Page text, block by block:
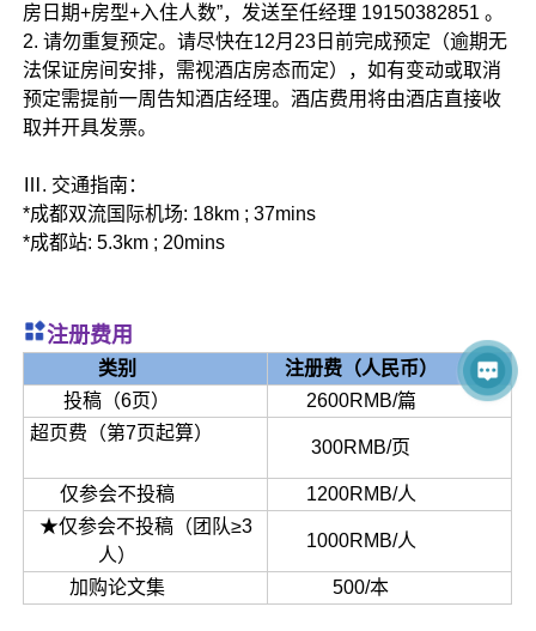
房日期+房型+入住人数”，发送至任经理 19150382851 。
2. 请勿重复预定。请尽快在12月23日前完成预定（逾期无
法保证房间安排，需视酒店房态而定），如有变动或取消
预定需提前一周告知酒店经理。酒店费用将由酒店直接收
取并开具发票。
Ⅲ. 交通指南：
*成都双流国际机场: 18km ; 37mins
*成都站: 5.3km ; 20mins
注册费用
类别
注册费（人民币）
投稿（6页）
2600RMB/篇
超页费（第7页起算）
300RMB/页
仅参会不投稿
1200RMB/人
★仅参会不投稿（团队≥3
人）
1000RMB/人
加购论文集 500/本